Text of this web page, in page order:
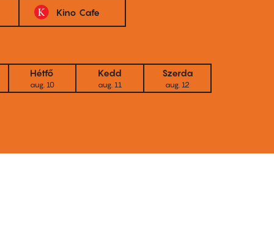
Kino Cafe
Hétfő
aug. 10
Kedd
aug. 11
Szerda
aug. 12